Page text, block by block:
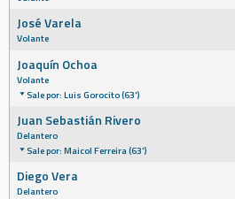
José Varela
Volante
Joaquín Ochoa
Volante
Sale por: Luis Gorocito (63')
Juan Sebastián Rivero
Delantero
Sale por: Maicol Ferreira (63')
Diego Vera
Delantero